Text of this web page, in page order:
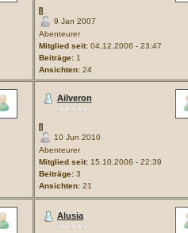
9 Jan 2007
Abenteurer
Mitglied seit:04.12.2006 - 23:47
Beiträge:1
Ansichten:24
Ailveron
10 Jun 2010
Abenteurer
Mitglied seit:15.10.2006 - 22:39
Beiträge:3
Ansichten:21
Alusia